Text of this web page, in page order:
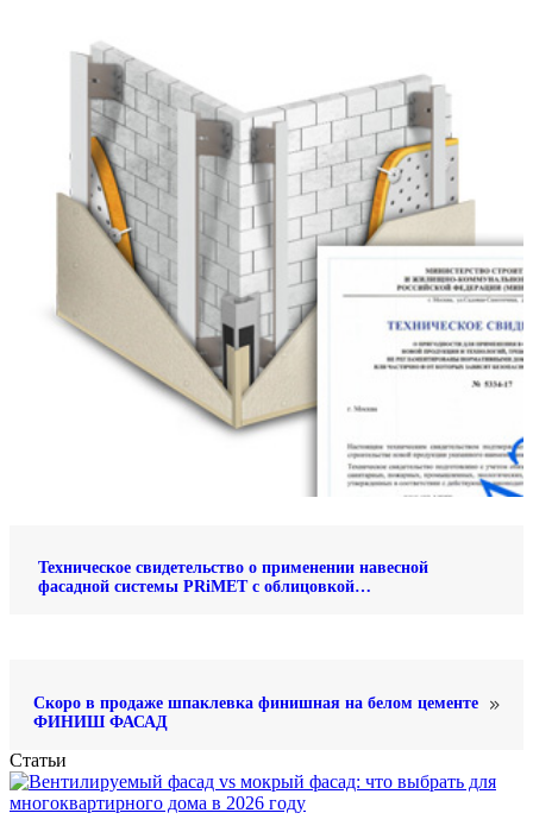
Техническое свидетельство о применении навесной
фасадной системы PRiMET с облицовкой
Скоро в продаже шпаклевка финишная на белом цементе
ФИНИШ ФАСАД
Статьи